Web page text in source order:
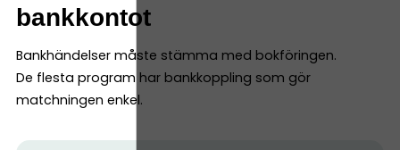
bankkontot
Bankhändelser måste stämma med bokföringen.
De flesta program har bankkoppling som gör
matchningen enkel.